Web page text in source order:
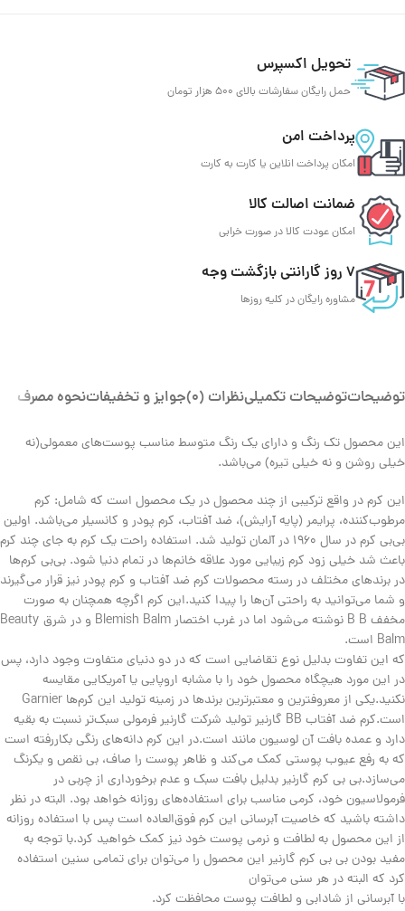
تحویل اکسپرس
حمل رایگان سفارشات بالای 500 هزار تومان
پرداخت امن
امکان پرداخت انلاین یا کارت به کارت
ضمانت اصالت کالا
امکان عودت کالا در صورت خرابی
7 روز گارانتی بازگشت وجه
مشاوره رایگان در کلیه روزها
توضیحاتتوضیحات تکمیلینظرات (0) جوایز و تخفیفاتنحوه مصرف
این محصول تک رنگ و دارای یک رنگ متوسط مناسب پوست‌های معمولی(نه
خیلی روشن و نه خیلی تیره) می‌باشد.
این کرم در واقع ترکیبی از چند محصول در یک محصول است که شامل: کرم
مرطوب‌کننده، پرایمر (پایه آرایش)، ضد آفتاب، کرم پودر و کانسیلر می‌باشد. اولین
بی‌بی کرم در سال ۱۹۶۰ در آلمان تولید شد. استفاده راحت یک کرم به جای چند کرم
باعث شد خیلی زود کرم زیبایی مورد علاقه خانم‌ها در تمام دنیا شود. بی‌بی کرم‌ها
در برندهای مختلف در رسته محصولات کرم ضد آفتاب و کرم پودر نیز قرار می‌گیرند
و شما می‌توانید به راحتی آن‌ها را پیدا کنید.این کرم اگرچه همچنان به صورت
مخفف B B نوشته می‌شود اما در غرب اختصار Blemish Balm و در شرق Beauty
Balm است.
که این تفاوت بدلیل نوع تقاضایی است که در دو دنیای متفاوت وجود دارد، پس
در این مورد هیچگاه محصول خود را با مشابه اروپایی یا آمریکایی مقایسه
نکنید.یکی از معروفترین و معتبرترین برندها در زمینه تولید این کرم‌ها Garnier
است.کرم ضد آفتاب BB گارنیر تولید شرکت گارنیر فرمولی سبک‌تر نسبت به بقیه
دارد و عمده بافت آن لوسیون مانند است.در این کرم دانه‌های رنگی بکاررفته است
که به رفع عیوب پوستی کمک می‌کند و ظاهر پوست را صاف، بی‌‍ نقص و یکرنگ
می‌سازد.بی بی کرم گارنیر بدلیل بافت سبک و عدم برخورداری از چربی در
فرمولاسیون خود، کرمی مناسب برای استفاده‌های روزانه خواهد بود. البته در نظر
داشته باشید که خاصیت آبرسانی این کرم فوق‌العاده است پس با استفاده روزانه
از این محصول به لطافت و نرمی پوست خود نیز کمک خواهید کرد.با توجه به
مفید بودن بی بی کرم گارنیر این محصول را می‌‎توان برای تمامی سنین استفاده
کرد که البته در هر سنی می‌توان
با آبرسانی از شادابی و لطافت پوست محافظت کرد.